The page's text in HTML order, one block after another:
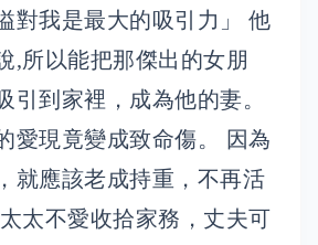
對我是最大的吸引力」 他
,所以能把那傑出的女朋
引到家裡，成為他的妻。
愛現竟變成致命傷。 因為
就應該老成持重，不再活
太不愛收拾家務，丈夫可